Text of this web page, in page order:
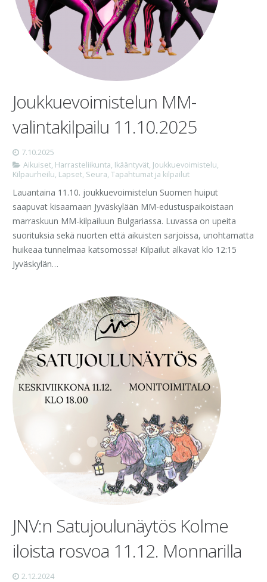
Joukkuevoimistelun MM-
valintakilpailu 11.10.2025
7.10.2025
Aikuiset, Harrasteliikunta, Ikääntyvät, Joukkuevoimistelu,
Kilpaurheilu, Lapset, Seura, Tapahtumat ja kilpailut
Lauantaina 11.10. joukkuevoimistelun Suomen huiput
saapuvat kisaamaan Jyväskylään MM-edustuspaikoistaan
marraskuun MM-kilpailuun Bulgariassa. Luvassa on upeita
suorituksia sekä nuorten että aikuisten sarjoissa, unohtamatta
huikeaa tunnelmaa katsomossa! Kilpailut alkavat klo 12:15
Jyväskylän…
JNV:n Satujoulunäytös Kolme
iloista rosvoa 11.12. Monnarilla
2.12.2024